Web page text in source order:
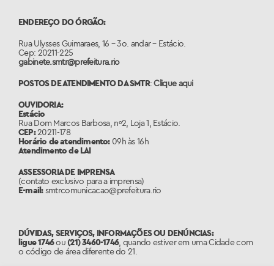
ENDEREÇO DO ÓRGÃO:
Rua Ulysses Guimaraes, 16 – 3o. andar – Estácio.
Cep: 20211-225
gabinete.smtr@prefeitura.rio
POSTOS DE ATENDIMENTO DA SMTR:Clique aqui
OUVIDORIA:
Estácio
Rua Dom Marcos Barbosa, nº2, Loja 1, Estácio.
CEP:20211-178
Horário de atendimento:09h às 16h
Atendimento de LAI
ASSESSORIA DE IMPRENSA
(contato exclusivo para a imprensa)
E-mail:smtrcomunicacao@prefeitura.rio
DÚVIDAS, SERVIÇOS, INFORMAÇÕES OU DENÚNCIAS:
ligue 1746ou (21) 3460-1746, quando estiver em uma Cidade com
o código de área diferente do 21.